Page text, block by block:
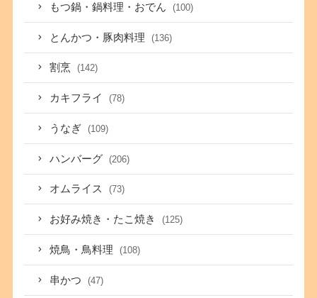
もつ鍋・鍋料理・おでん (100)
とんかつ・豚肉料理 (136)
割烹 (142)
カキフライ (78)
うなぎ (109)
ハンバーグ (206)
オムライス (73)
お好み焼き・たこ焼き (125)
焼鳥・鳥料理 (108)
串かつ (47)